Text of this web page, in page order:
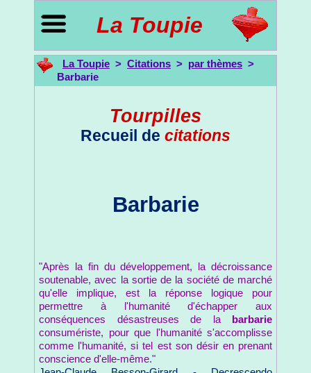
La Toupie
La Toupie > Citations > par thèmes >
Barbarie
Tourpilles
Recueil de citations
Barbarie
"Après la fin du développement, la décroissance
soutenable, avec la sortie de la société de marché
qu'elle implique, est la réponse logique pour
permettre à l'humanité d'échapper aux
conséquences désastreuses de la
barbarie
consumériste, pour que l'humanité s'accomplisse
comme l'humanité, si tel est son désir en prenant
conscience d'elle-même."